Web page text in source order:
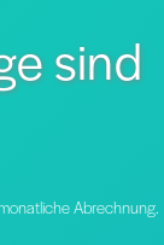
sind
Abrechnung.